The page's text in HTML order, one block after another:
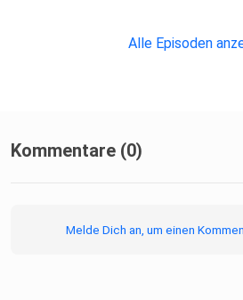
KIK-Jubiläumsveranstaltung in
· https://bildungsportal-
Alle Episoden
Kommentare (0)
Melde Dich an, um einen